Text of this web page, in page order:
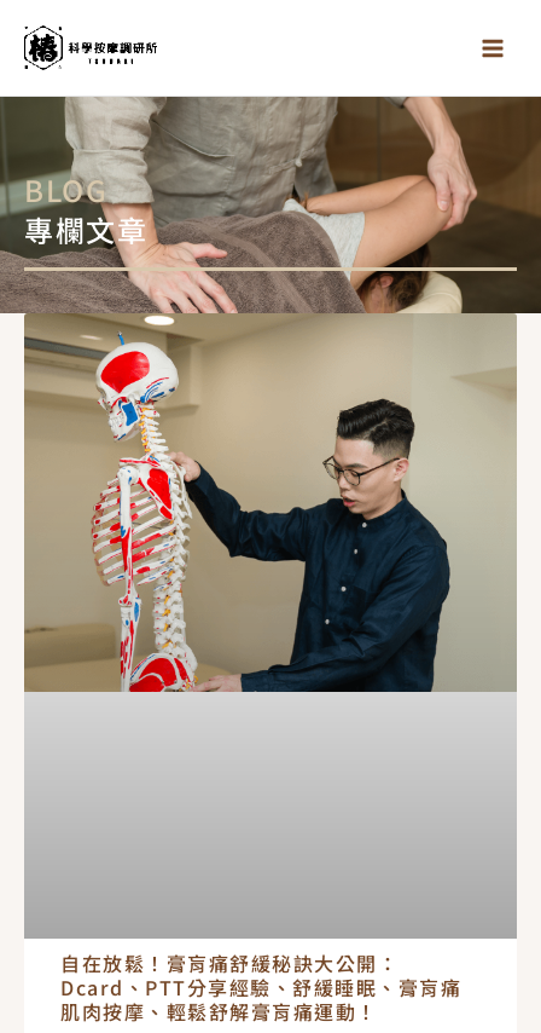
BLOG
專欄文章
自在放鬆！膏肓痛舒緩秘訣大公開：
Dcard、PTT分享經驗、舒緩睡眠、膏肓痛
肌肉按摩、輕鬆舒解膏肓痛運動！